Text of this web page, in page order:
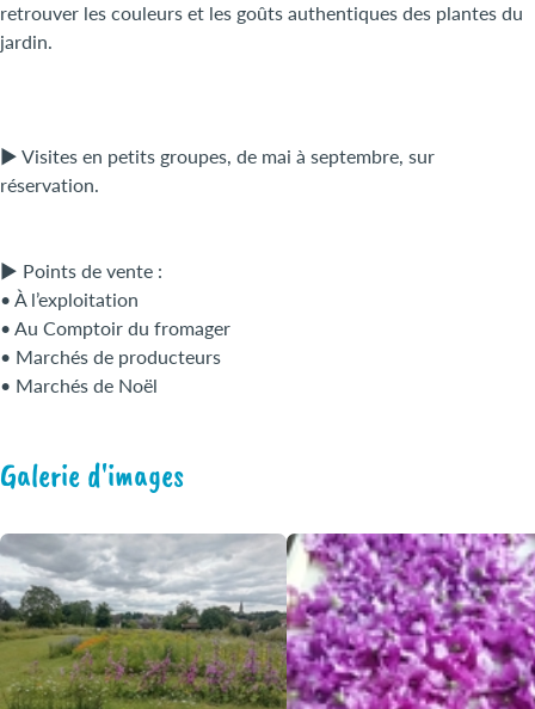
retrouver les couleurs et les goûts authentiques des plantes du
jardin.
► Visites en petits groupes, de mai à septembre, sur
réservation.
► Points de vente :
• À l’exploitation
• Au Comptoir du fromager
• Marchés de producteurs
• Marchés de Noël
Galerie d'images